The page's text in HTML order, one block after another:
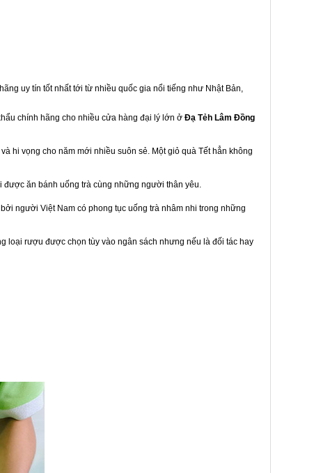
uy tín tốt nhất tới từ nhiều quốc gia nổi tiếng như Nhật Bản,
chính hãng cho nhiều cửa hàng đại lý lớn ở Đạ Tẻh Lâm Đồng
hi vọng cho năm mới nhiều suôn sẻ. Một giỏ quà Tết hẳn không
được ăn bánh uống trà cùng những người thân yêu.
người Việt Nam có phong tục uống trà nhâm nhi trong những
loại rượu được chọn tùy vào ngân sách nhưng nếu là đối tác hay